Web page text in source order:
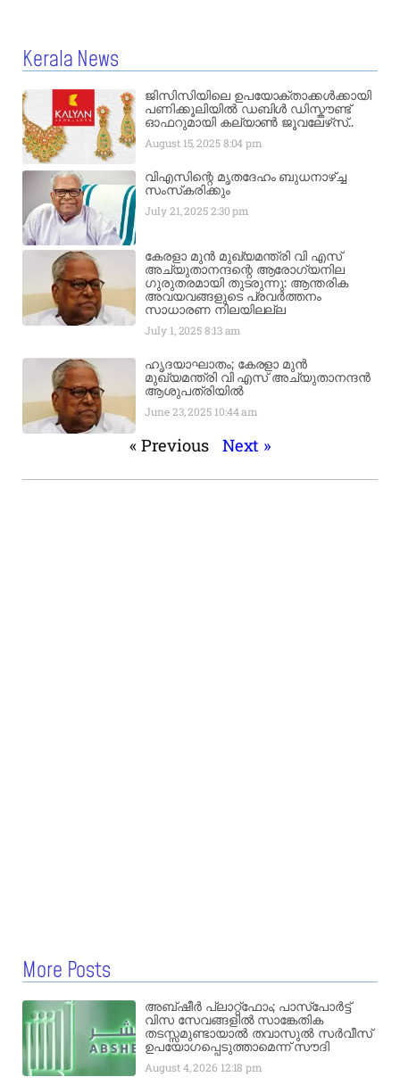
Kerala News
ജിസിസിയിലെ ഉപയോക്താക്കൾക്കായി
പണിക്കൂലിയിൽ ഡബിൾ ഡിസ്കൗണ്ട്
ഓഫറുമായി കല്യാൺ ജൂവലേഴ്‌സ്..
August 15, 20258:04 pm
വിഎസിന്റെ മൃതദേഹം ബുധനാഴ്ച്ച
സംസ്‌കരിക്കും
July 21, 20252:30 pm
കേരളാ മുൻ മുഖ്യമന്ത്രി വി എസ്
അച്യുതാനന്ദന്റെ ആരോഗ്യനില
ഗുരുതരമായി തുടരുന്നു: ആന്തരിക
അവയവങ്ങളുടെ പ്രവർത്തനം
സാധാരണ നിലയിലല്ല
July 1, 20258:13 am
ഹൃദയാഘാതം; കേരളാ മുൻ
മുഖ്യമന്ത്രി വി എസ് അച്യുതാനന്ദൻ
ആശുപത്രിയിൽ
June 23, 2025 10:44 am
« Previous Next »
More Posts
അബ്ഷീർ പ്ലാറ്റ്‌ഫോം; പാസ്‌പോർട്ട്
വിസ സേവങ്ങളിൽ സാങ്കേതിക
തടസ്സമുണ്ടായാൽ തവാസുൽ സർവീസ്
ഉപയോഗപ്പെടുത്താമെന്ന് സൗദി
August 4, 2026 12:18 pm